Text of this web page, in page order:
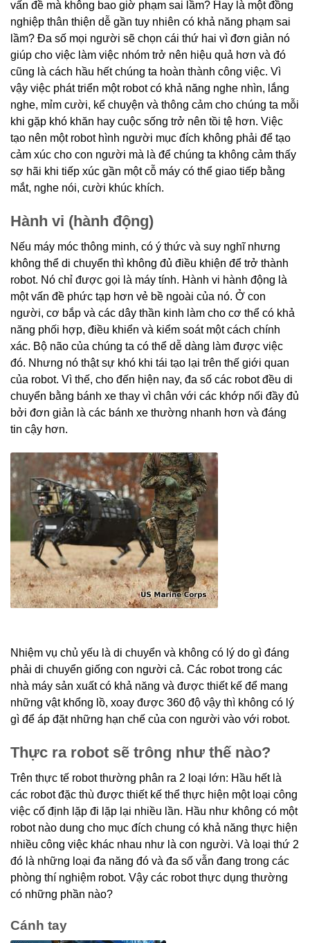
vấn đề mà không bao giờ phạm sai lầm? Hay là một đồng
nghiệp thân thiện dễ gần tuy nhiên có khả năng phạm sai
lầm? Đa số mọi người sẽ chọn cái thứ hai vì đơn giản nó
giúp cho việc làm việc nhóm trở nên hiệu quả hơn và đó
cũng là cách hầu hết chúng ta hoàn thành công việc. Vì
vậy việc phát triển một robot có khả năng nghe nhìn, lắng
nghe, mỉm cười, kể chuyện và thông cảm cho chúng ta mỗi
khi gặp khó khăn hay cuộc sống trở nên tồi tệ hơn. Việc
tạo nên một robot hình người mục đích không phải để tạo
cảm xúc cho con người mà là để chúng ta không cảm thấy
sợ hãi khi tiếp xúc gần một cỗ máy có thể giao tiếp bằng
mắt, nghe nói, cười khúc khích.
Hành vi (hành động)
Nếu máy móc thông minh, có ý thức và suy nghĩ nhưng
không thể di chuyển thì không đủ điều khiện để trở thành
robot. Nó chỉ được gọi là máy tính. Hành vi hành động là
một vấn đề phức tạp hơn vẻ bề ngoài của nó. Ở con
người, cơ bắp và các dây thần kinh làm cho cơ thể có khả
năng phối hợp, điều khiển và kiểm soát một cách chính
xác. Bộ não của chúng ta có thể dễ dàng làm được việc
đó. Nhưng nó thật sự khó khi tái tạo lại trên thế giới quan
của robot. Vì thế, cho đến hiện nay, đa số các robot đều di
chuyển bằng bánh xe thay vì chân với các khớp nối đầy đủ
bởi đơn giản là các bánh xe thường nhanh hơn và đáng
tin cậy hơn.
Nhiệm vụ chủ yếu là di chuyển và không có lý do gì đáng
phải di chuyển giống con người cả. Các robot trong các
nhà máy sản xuất có khả năng và được thiết kế để mang
những vật khổng lồ, xoay được 360 độ vậy thì không có lý
gì để áp đặt những hạn chế của con người vào với robot.
Thực ra robot sẽ trông như thế nào?
Trên thực tế robot thường phân ra 2 loại lớn: Hầu hết là
các robot đặc thù được thiết kế thể thực hiện một loại công
việc cố định lặp đi lặp lại nhiều lần. Hầu như không có một
robot nào dung cho mục đích chung có khả năng thực hiện
nhiều công việc khác nhau như là con người. Và loại thứ 2
đó là những loại đa năng đó và đa số vẫn đang trong các
phòng thí nghiệm robot. Vậy các robot thực dụng thường
có những phần nào?
Cánh tay